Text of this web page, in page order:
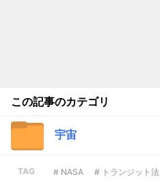
この記事のカテゴリ
宇宙
TAG # NASA # トランジット法